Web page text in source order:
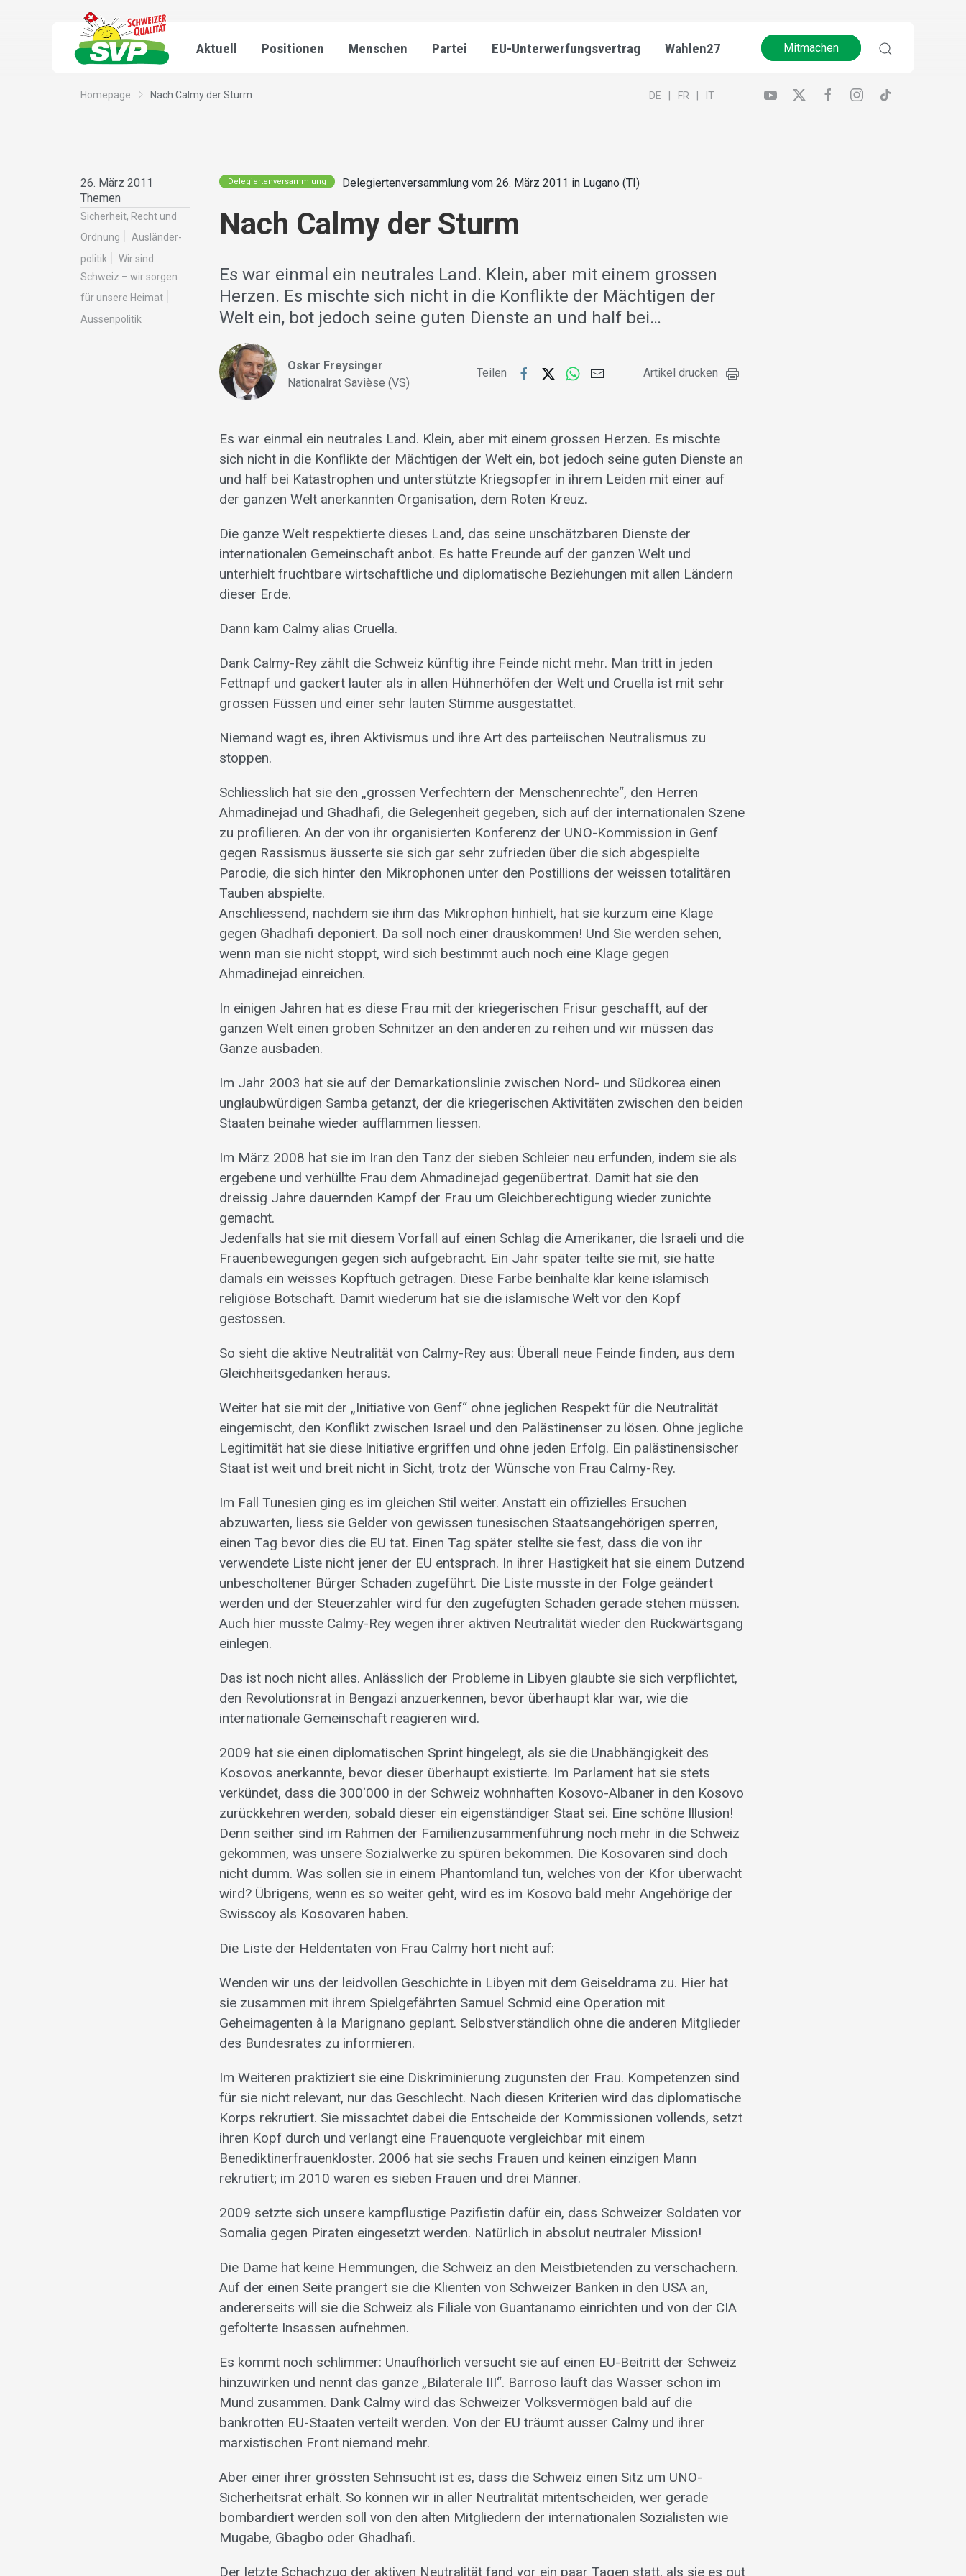
Aktuell Positionen Menschen Partei EU-Unterwerfungsvertrag Wahlen27 Mitmachen
Homepage Nach Calmy der Sturm DE FR IT
26. März 2011
Themen
Sicherheit, Recht und
Ordnung
Ausländer­
politik
Wir sind
Schweiz – wir sorgen
für unsere Heimat
Aussenpolitik
Delegiertenversammlung Delegiertenversammlung vom 26. März 2011 in Lugano (TI)
Nach Calmy der Sturm
Es war einmal ein neutrales Land. Klein, aber mit einem grossen
Herzen. Es mischte sich nicht in die Konflikte der Mächtigen der
Welt ein, bot jedoch seine guten Dienste an und half bei…
Oskar Freysinger
Nationalrat Savièse (VS)
Teilen Artikel drucken
Es war einmal ein neutrales Land. Klein, aber mit einem grossen Herzen. Es mischte
sich nicht in die Konflikte der Mächtigen der Welt ein, bot jedoch seine guten Dienste an
und half bei Katastrophen und unterstützte Kriegsopfer in ihrem Leiden mit einer auf
der ganzen Welt anerkannten Organisation, dem Roten Kreuz.
Die ganze Welt respektierte dieses Land, das seine unschätzbaren Dienste der
internationalen Gemeinschaft anbot. Es hatte Freunde auf der ganzen Welt und
unterhielt fruchtbare wirtschaftliche und diplomatische Beziehungen mit allen Ländern
dieser Erde.
Dann kam Calmy alias Cruella.
Dank Calmy-Rey zählt die Schweiz künftig ihre Feinde nicht mehr. Man tritt in jeden
Fettnapf und gackert lauter als in allen Hühnerhöfen der Welt und Cruella ist mit sehr
grossen Füssen und einer sehr lauten Stimme ausgestattet.
Niemand wagt es, ihren Aktivismus und ihre Art des parteiischen Neutralismus zu
stoppen.
Schliesslich hat sie den „grossen Verfechtern der Menschenrechte“, den Herren
Ahmadinejad und Ghadhafi, die Gelegenheit gegeben, sich auf der internationalen Szene
zu profilieren. An der von ihr organisierten Konferenz der UNO-Kommission in Genf
gegen Rassismus äusserte sie sich gar sehr zufrieden über die sich abgespielte
Parodie, die sich hinter den Mikrophonen unter den Postillions der weissen totalitären
Tauben abspielte.
Anschliessend, nachdem sie ihm das Mikrophon hinhielt, hat sie kurzum eine Klage
gegen Ghadhafi deponiert. Da soll noch einer drauskommen! Und Sie werden sehen,
wenn man sie nicht stoppt, wird sich bestimmt auch noch eine Klage gegen
Ahmadinejad einreichen.
In einigen Jahren hat es diese Frau mit der kriegerischen Frisur geschafft, auf der
ganzen Welt einen groben Schnitzer an den anderen zu reihen und wir müssen das
Ganze ausbaden.
Im Jahr 2003 hat sie auf der Demarkationslinie zwischen Nord- und Südkorea einen
unglaubwürdigen Samba getanzt, der die kriegerischen Aktivitäten zwischen den beiden
Staaten beinahe wieder aufflammen liessen.
Im März 2008 hat sie im Iran den Tanz der sieben Schleier neu erfunden, indem sie als
ergebene und verhüllte Frau dem Ahmadinejad gegenübertrat. Damit hat sie den
dreissig Jahre dauernden Kampf der Frau um Gleichberechtigung wieder zunichte
gemacht.
Jedenfalls hat sie mit diesem Vorfall auf einen Schlag die Amerikaner, die Israeli und die
Frauenbewegungen gegen sich aufgebracht. Ein Jahr später teilte sie mit, sie hätte
damals ein weisses Kopftuch getragen. Diese Farbe beinhalte klar keine islamisch
religiöse Botschaft. Damit wiederum hat sie die islamische Welt vor den Kopf
gestossen.
So sieht die aktive Neutralität von Calmy-Rey aus: Überall neue Feinde finden, aus dem
Gleichheitsgedanken heraus.
Weiter hat sie mit der „Initiative von Genf“ ohne jeglichen Respekt für die Neutralität
eingemischt, den Konflikt zwischen Israel und den Palästinenser zu lösen. Ohne jegliche
Legitimität hat sie diese Initiative ergriffen und ohne jeden Erfolg. Ein palästinensischer
Staat ist weit und breit nicht in Sicht, trotz der Wünsche von Frau Calmy-Rey.
Im Fall Tunesien ging es im gleichen Stil weiter. Anstatt ein offizielles Ersuchen
abzuwarten, liess sie Gelder von gewissen tunesischen Staatsangehörigen sperren,
einen Tag bevor dies die EU tat. Einen Tag später stellte sie fest, dass die von ihr
verwendete Liste nicht jener der EU entsprach. In ihrer Hastigkeit hat sie einem Dutzend
unbescholtener Bürger Schaden zugeführt. Die Liste musste in der Folge geändert
werden und der Steuerzahler wird für den zugefügten Schaden gerade stehen müssen.
Auch hier musste Calmy-Rey wegen ihrer aktiven Neutralität wieder den Rückwärtsgang
einlegen.
Das ist noch nicht alles. Anlässlich der Probleme in Libyen glaubte sie sich verpflichtet,
den Revolutionsrat in Bengazi anzuerkennen, bevor überhaupt klar war, wie die
internationale Gemeinschaft reagieren wird.
2009 hat sie einen diplomatischen Sprint hingelegt, als sie die Unabhängigkeit des
Kosovos anerkannte, bevor dieser überhaupt existierte. Im Parlament hat sie stets
verkündet, dass die 300‘000 in der Schweiz wohnhaften Kosovo-Albaner in den Kosovo
zurückkehren werden, sobald dieser ein eigenständiger Staat sei. Eine schöne Illusion!
Denn seither sind im Rahmen der Familienzusammenführung noch mehr in die Schweiz
gekommen, was unsere Sozialwerke zu spüren bekommen. Die Kosovaren sind doch
nicht dumm. Was sollen sie in einem Phantomland tun, welches von der Kfor überwacht
wird? Übrigens, wenn es so weiter geht, wird es im Kosovo bald mehr Angehörige der
Swisscoy als Kosovaren haben.
Die Liste der Heldentaten von Frau Calmy hört nicht auf:
Wenden wir uns der leidvollen Geschichte in Libyen mit dem Geiseldrama zu. Hier hat
sie zusammen mit ihrem Spielgefährten Samuel Schmid eine Operation mit
Geheimagenten à la Marignano geplant. Selbstverständlich ohne die anderen Mitglieder
des Bundesrates zu informieren.
Im Weiteren praktiziert sie eine Diskriminierung zugunsten der Frau. Kompetenzen sind
für sie nicht relevant, nur das Geschlecht. Nach diesen Kriterien wird das diplomatische
Korps rekrutiert. Sie missachtet dabei die Entscheide der Kommissionen vollends, setzt
ihren Kopf durch und verlangt eine Frauenquote vergleichbar mit einem
Benediktinerfrauenkloster. 2006 hat sie sechs Frauen und keinen einzigen Mann
rekrutiert; im 2010 waren es sieben Frauen und drei Männer.
2009 setzte sich unsere kampflustige Pazifistin dafür ein, dass Schweizer Soldaten vor
Somalia gegen Piraten eingesetzt werden. Natürlich in absolut neutraler Mission!
Die Dame hat keine Hemmungen, die Schweiz an den Meistbietenden zu verschachern.
Auf der einen Seite prangert sie die Klienten von Schweizer Banken in den USA an,
andererseits will sie die Schweiz als Filiale von Guantanamo einrichten und von der CIA
gefolterte Insassen aufnehmen.
Es kommt noch schlimmer: Unaufhörlich versucht sie auf einen EU-Beitritt der Schweiz
hinzuwirken und nennt das ganze „Bilaterale III“. Barroso läuft das Wasser schon im
Mund zusammen. Dank Calmy wird das Schweizer Volksvermögen bald auf die
bankrotten EU-Staaten verteilt werden. Von der EU träumt ausser Calmy und ihrer
marxistischen Front niemand mehr.
Aber einer ihrer grössten Sehnsucht ist es, dass die Schweiz einen Sitz um UNO-
Sicherheitsrat erhält. So können wir in aller Neutralität mitentscheiden, wer gerade
bombardiert werden soll von den alten Mitgliedern der internationalen Sozialisten wie
Mugabe, Gbagbo oder Ghadhafi.
Der letzte Schachzug der aktiven Neutralität fand vor ein paar Tagen statt, als sie es gut